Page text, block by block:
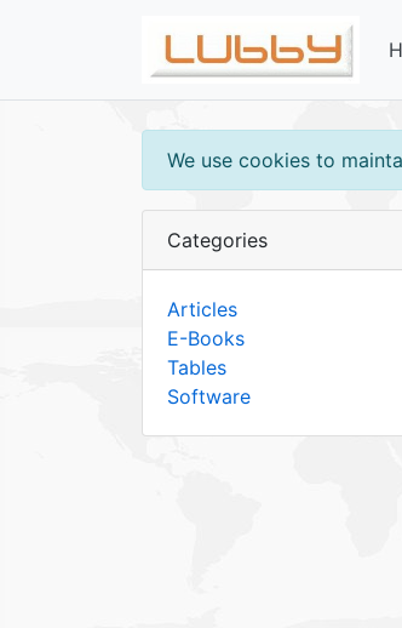
We use cookies to
Categories
Articles
E-Books
Tables
Software